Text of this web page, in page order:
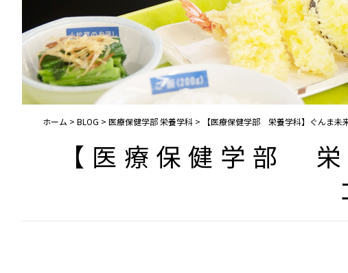
ホーム > BLOG > 医療保健学部 栄養学科 > 【医療保健学部 栄養学科】ぐんま未
【医療保健学部